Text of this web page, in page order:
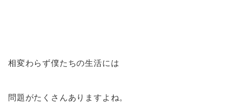
相変わらず僕たちの生活には
問題がたくさんありますよね。